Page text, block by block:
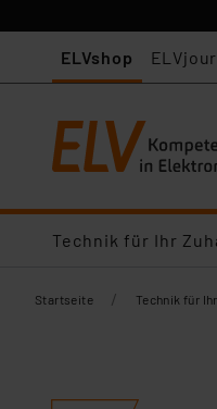
ELVshop
Technik für Ihr
Startseite / Technik für